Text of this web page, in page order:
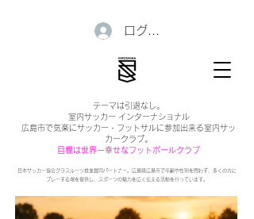
日本サッカー協会グラスルーツ推進賛同パートナー。広島県広島市で年齢や性別を問わず、多くの方に
プレーする場を提供し、スポーツの魅力を広く伝える活動を行っています。
テーマは引退なし。
室内サッカー インターナショナル
広島市で気楽にサッカー・フットサルに参加出来る室内サッ
カークラブ。
目標は世界一幸せなフットボールクラブ
ログイン